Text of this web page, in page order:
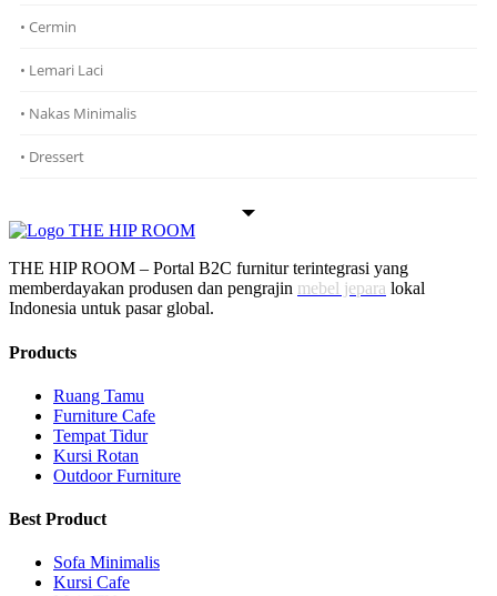
• Cermin
• Lemari Laci
• Nakas Minimalis
• Dressert
THE HIP ROOM – Portal B2C furnitur terintegrasi yang
memberdayakan produsen dan pengrajin mebel jepara lokal
Indonesia untuk pasar global.
Products
Ruang Tamu
Furniture Cafe
Tempat Tidur
Kursi Rotan
Outdoor Furniture
Best Product
Sofa Minimalis
Kursi Cafe